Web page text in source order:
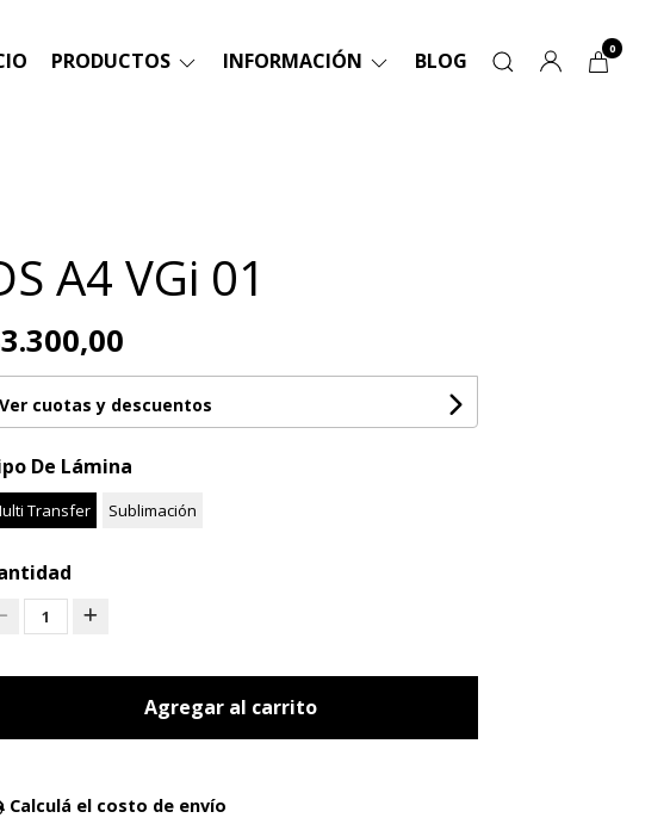
PRODUCTOS INFORMACIÓN BLOG 0
A4 VGi 01
Ver cuotas y descuentos
De Lámina
Transfer Sublimación
1
Agregar al carrito
Calculá el costo de envío